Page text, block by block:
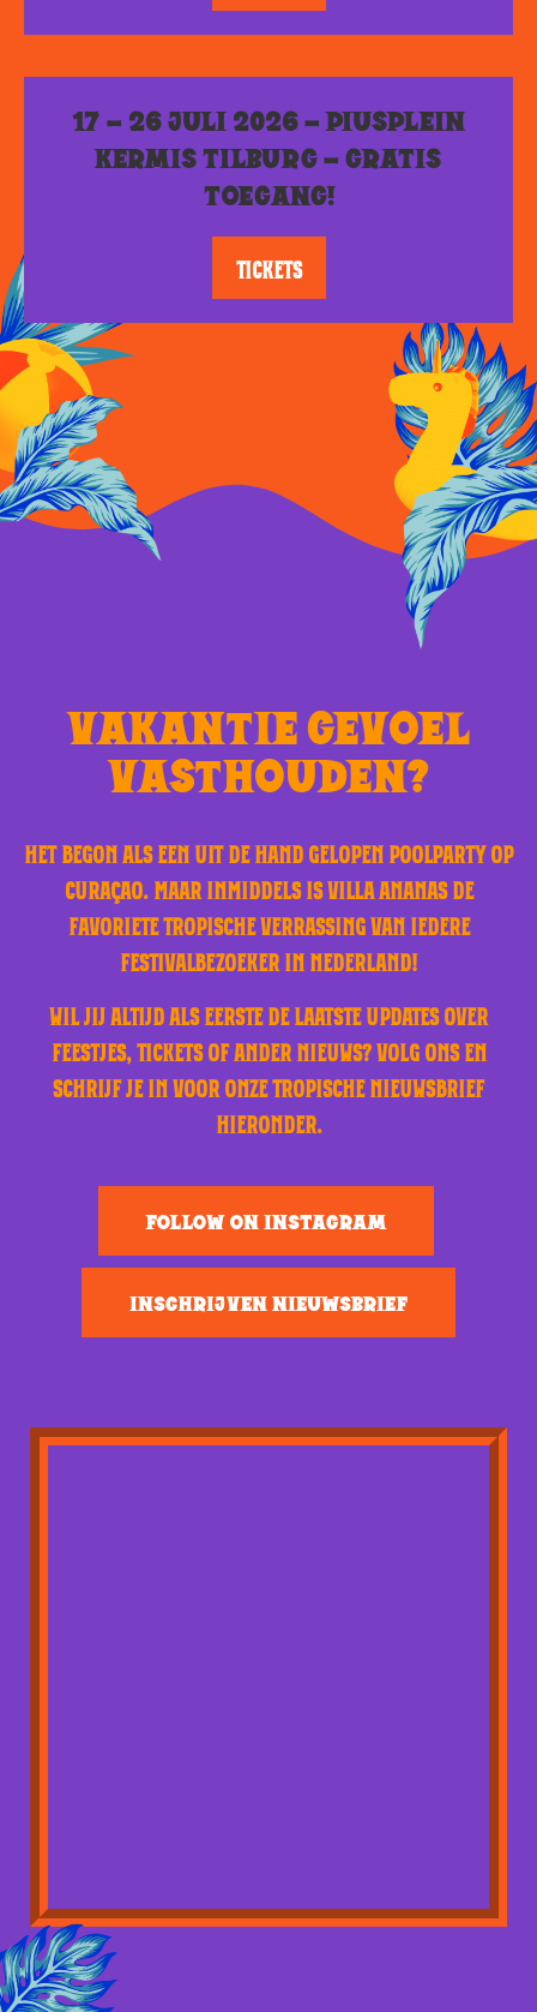
17 – 26 JULI 2026 – PIUSPLEIN
KERMIS TILBURG – GRATIS
TOEGANG!
TICKETS
VAKANTIE GEVOEL
VASTHOUDEN?
HET BEGON ALS EEN UIT DE HAND GELOPEN POOLPARTY OP
CURAÇAO. MAAR INMIDDELS IS VILLA ANANAS DE
FAVORIETE TROPISCHE VERRASSING VAN IEDERE
FESTIVALBEZOEKER IN NEDERLAND!
WIL JIJ ALTIJD ALS EERSTE DE LAATSTE UPDATES OVER
FEESTJES, TICKETS OF ANDER NIEUWS? VOLG ONS EN
SCHRIJF JE IN VOOR ONZE TROPISCHE NIEUWSBRIEF
HIERONDER.
FOLLOW ON INSTAGRAM
INSCHRIJVEN NIEUWSBRIEF